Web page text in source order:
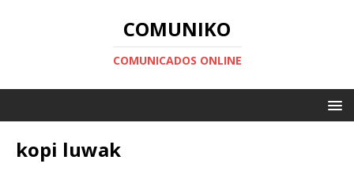
COMUNIKO
COMUNICADOS ONLINE
kopi luwak